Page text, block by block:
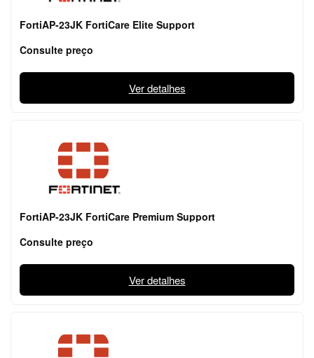
FortiAP-23JK FortiCare Elite Support
Consulte preço
Ver detalhes
FortiAP-23JK FortiCare Premium Support
Consulte preço
Ver detalhes